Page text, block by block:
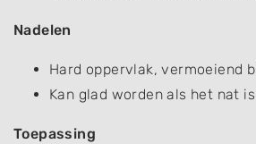
Nadelen
Hard oppervlak, vermoeiend
Kan glad worden als het nat is
Toepassing